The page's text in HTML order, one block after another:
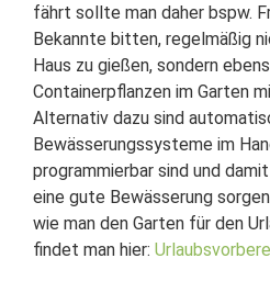
fährt sollte man daher bspw.
Bekannte bitten, regelmäßig
Haus zu gießen, sondern
Containerpflanzen im Garten
Alternativ dazu sind
Bewässerungssysteme im
programmierbar sind und
eine gute Bewässerung
wie man den Garten für den
findet man hier: